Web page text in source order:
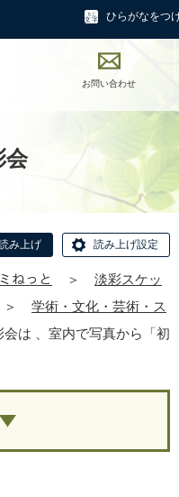
ひらがなをつ
お問い合わせ
み上げ 読み上げ設定
ねっと ＞
淡彩スケッ
＞
学術・文化・芸術・ス
会は 、室内で写真から「初